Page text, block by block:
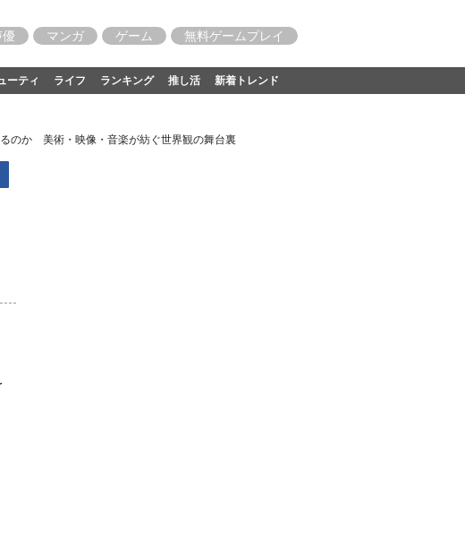
優 マンガ ゲーム 無料ゲームプレイ
ーティ ライフ ランキング 推し活 新着トレンド
のか 美術・映像・音楽が紡ぐ世界観の舞台裏